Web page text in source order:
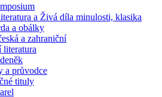
a Živá díla minulosti, klasika
a obálky
a zahraniční
a průvodce
tituly